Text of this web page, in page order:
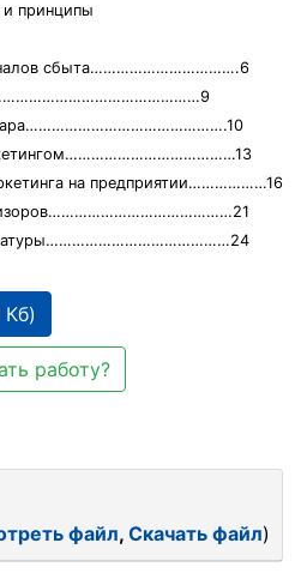
и принципы
сбыта…………………………….6
на предприятии………………16
Кб)
работу?
файл, Скачать файл)